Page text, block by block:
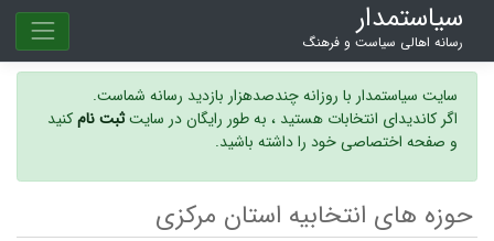
سیاستمدار
رسانه اهالی سیاست و فرهنگ
سایت سیاستمدار با روزانه چندصدهزار بازدید رسانه شماست.
اگر کاندیدای انتخابات هستید ، به طور رایگان در سایتثبت نامکنید
و صفحه اختصاصی خود را داشته باشید.
حوزه های انتخابیه استان مرکزی